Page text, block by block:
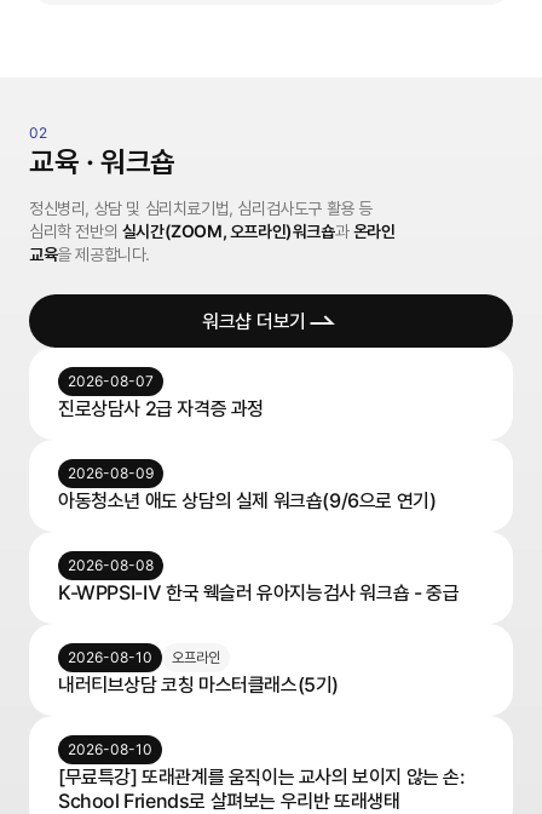
교육 · 워크숍
정신병리, 상담 및 심리치료기법, 심리검사도구 활용 등
심리학 전반의 실시간(ZOOM, 오프라인)워크숍과온라인
교육을 제공합니다.
워크샵 더보기
2026-08-07
진로상담사 2급 자격증 과정
2026-08-09
아동청소년 애도 상담의 실제 워크숍(9/6으로 연기)
2026-08-08
K-WPPSI-Ⅳ 한국 웩슬러 유아지능검사 워크숍 - 중급
2026-08-10 오프라인
내러티브상담 코칭 마스터클래스(5기)
2026-08-10
[무료특강] 또래관계를 움직이는 교사의 보이지 않는 손:
School Friends로 살펴보는 우리반 또래생태